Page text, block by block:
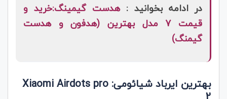
در ادامه بخوانید :هدست گیمینگ:خرید و
قیمت 7 مدل بهترین (هدفون و هدست
گیمنگ)
بهترین ایرباد شیائومی: Xiaomi Airdots pro